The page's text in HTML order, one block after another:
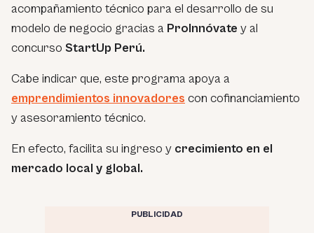
acompañamiento técnico para el desarrollo de su
modelo de negocio gracias a ProInnóvate y al
concurso StartUp Perú.
Cabe indicar que, este programa apoya a
emprendimientos innovadores con cofinanciamiento
y asesoramiento técnico.
En efecto, facilita su ingreso y crecimiento en el
mercado local y global.
PUBLICIDAD